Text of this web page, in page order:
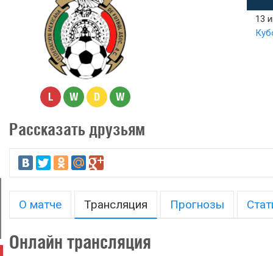
L W D W
13
Рассказать друзьям
О матче Трансляция Прогнозы
Онлайн трансляция